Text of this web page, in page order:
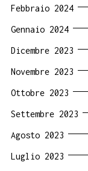
Febbraio 2024
Gennaio 2024
Dicembre 2023
Novembre 2023
Ottobre 2023
Settembre 2023
Agosto 2023
Luglio 2023